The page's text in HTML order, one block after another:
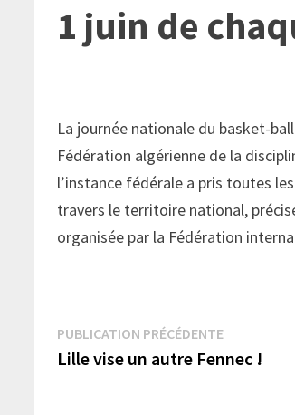
1 juin de
La journée nationale du basket-
Fédération algérienne de la
l’instance fédérale a pris toutes
travers le territoire national,
organisée par la Fédération
Navigation
de
PUBLICATION PRÉCÉDENTEPublication
précédente
Lille vise un autre Fennec !